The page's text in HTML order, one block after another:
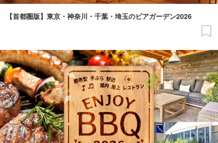
【首都圏版】東京・神奈川・千葉・埼玉のビアガーデン2026